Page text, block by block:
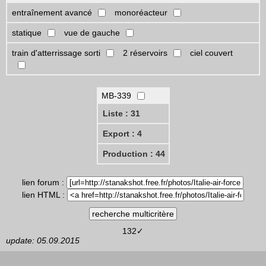
entraînement avancé monoréacteur
statique vue de gauche
train d'atterrissage sorti 2 réservoirs ciel couvert
MB-339
Liste : 31
Export : 4
Production : 44
lien forum :
lien HTML :
132✓
update: 05.09.2015